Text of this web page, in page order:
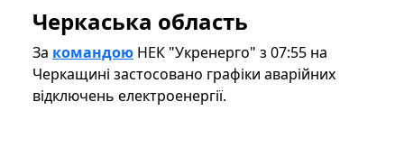
Черкаська область
​​​​​​​За командою НЕК "Укренерго" з 07:55 на
Черкащині застосовано графіки аварійних
відключень електроенергії.